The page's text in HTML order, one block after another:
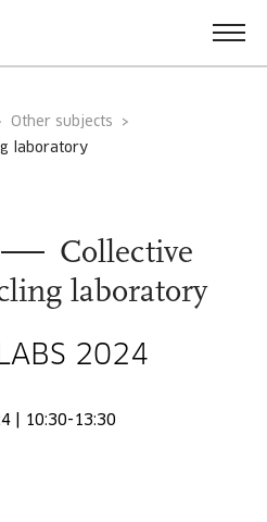
Other subjects
laboratory
Collective
laboratory
2024
| 10:30-13:30